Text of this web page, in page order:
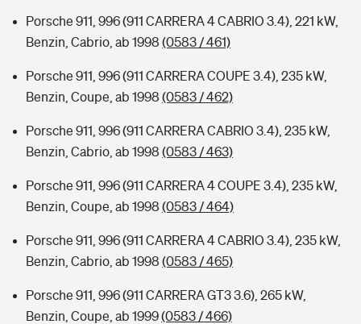
Porsche 911, 996 (911 CARRERA 4 CABRIO 3.4), 221 kW,
Benzin, Cabrio, ab 1998 (0583 / 461)
Porsche 911, 996 (911 CARRERA COUPE 3.4), 235 kW,
Benzin, Coupe, ab 1998 (0583 / 462)
Porsche 911, 996 (911 CARRERA CABRIO 3.4), 235 kW,
Benzin, Cabrio, ab 1998 (0583 / 463)
Porsche 911, 996 (911 CARRERA 4 COUPE 3.4), 235 kW,
Benzin, Coupe, ab 1998 (0583 / 464)
Porsche 911, 996 (911 CARRERA 4 CABRIO 3.4), 235 kW,
Benzin, Cabrio, ab 1998 (0583 / 465)
Porsche 911, 996 (911 CARRERA GT3 3.6), 265 kW,
Benzin, Coupe, ab 1999(0583 / 466)